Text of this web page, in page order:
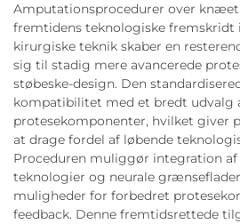
Amputationsprocedurer over
fremtidens teknologiske fremskridt
kirurgiske teknik skaber en
sig til stadig mere avancerede
støbeske-design. Den
kompatibilitet med et bredt udvalg
protesekomponenter, hvilket giver
at drage fordel af løbende
Proceduren muliggør integration af
teknologier og neurale
muligheder for forbedret
feedback. Denne fremtidsrettede